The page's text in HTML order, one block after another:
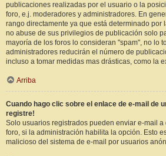
publicaciones realizadas por el usuario o la
foro, e.j. moderadores y administradores. En
rango directamente ya que está determinado por
no abuse de sus privilegios de publicación solo
mayoría de los foros lo consideran "spam", no lo
administradores reducirán el número de
incluso a tomar medidas mas drásticas, como la
Arriba
Cuando hago clic sobre el enlace de e-mail de
registre!
Solo usuarios registrados pueden enviar e-mail a
foro, si la administración habilita la opción. Esto
malicioso del sistema de e-mail por usuarios